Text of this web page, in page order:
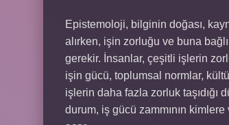
Epistemoloji, bilginin doğası,
alırken, işin zorluğu ve buna
gerekir. İnsanlar, çeşitli işlerin
işin gücü, toplumsal normlar,
işlerin daha fazla zorluk
durum, iş gücü zammının